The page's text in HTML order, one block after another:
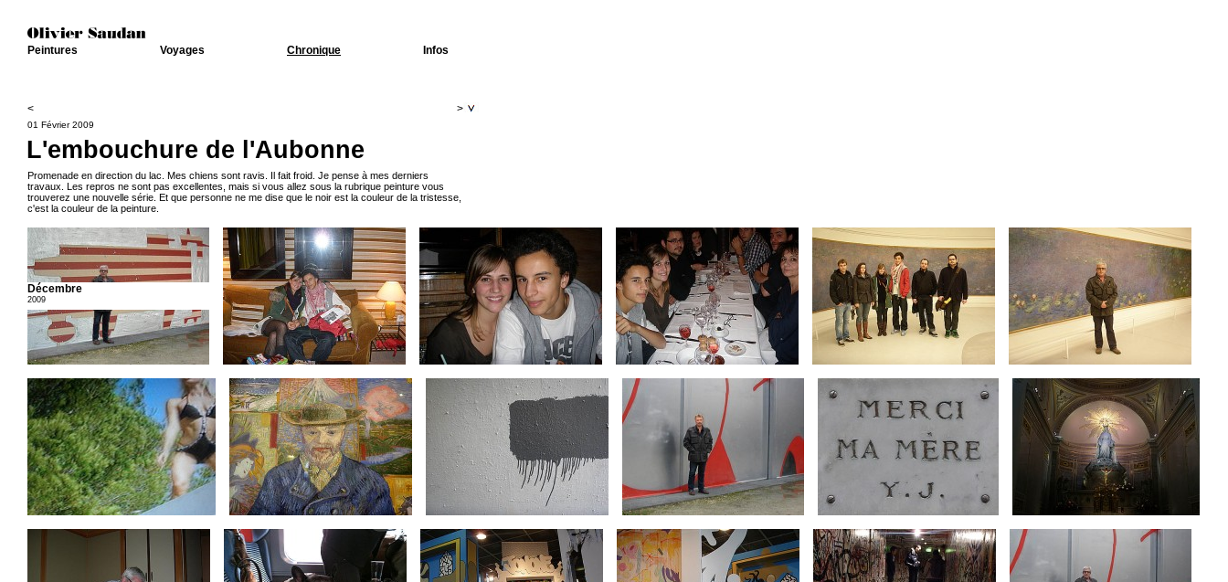
Peintures Voyages Chronique Infos
< >
01 Février 2009
L'embouchure de l'Aubonne
Promenade en direction du lac. Mes chiens sont ravis. Il fait froid. Je pense à mes derniers
travaux. Les repros ne sont pas excellentes, mais si vous allez sous la rubrique peinture vous
trouverez une nouvelle série. Et que personne ne me dise que le noir est la couleur de la tristesse,
c'est la couleur de la peinture.
Décembre
2009